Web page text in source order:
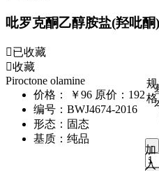
吡罗克酮乙醇胺盐(羟吡
已收藏
收藏
Piroctone olamine
价格：
￥96 原价：192
编号： BWJ4674-2016
形态： 固态
基质： 纯品
规
格
加
入